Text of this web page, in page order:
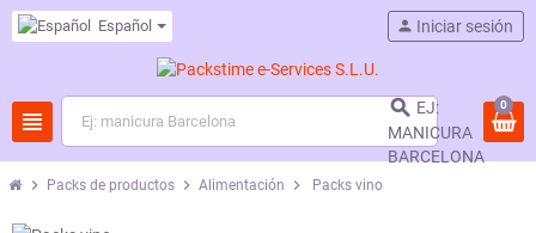
Español
view_headline  EJ:
MANICURA
BARCELONA
person Iniciar sesión
0
chevron_right Packs de productos chevron_right Alimentación chevron_right Packs vino